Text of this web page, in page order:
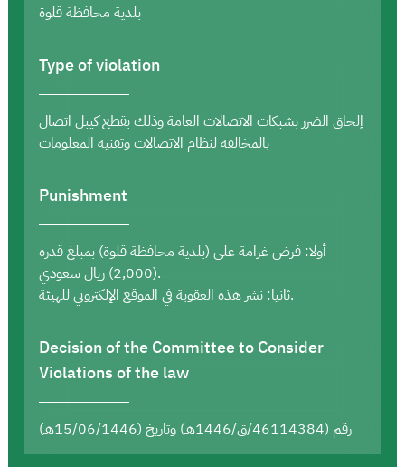
بلدية محافظة قلوة
Type of violation
إلحاق الضرر بشبكات الاتصالات العامة وذلك بقطع كيبل اتصال
بالمخالفة لنظام الاتصالات وتقنية المعلومات
Punishment
أولا: فرض غرامة على (بلدية محافظة قلوة) بمبلغ قدره
(2,000) ريال سعودي.
ثانيا: نشر هذه العقوبة في الموقع الإلكتروني للهيئة.
Decision of the Committee to Consider
Violations of the law
رقم (46114384/ق/1446هـ) وتاريخ (15/06/1446هـ)